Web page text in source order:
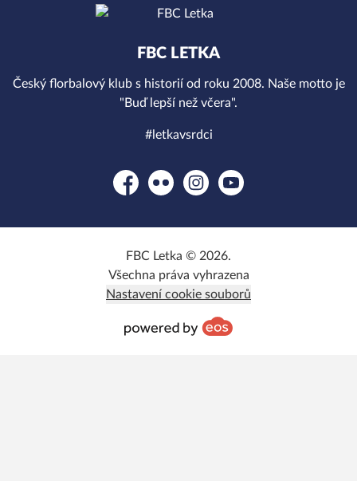
FBC LETKA
Český florbalový klub s historií od roku 2008. Naše motto je
"Buď lepší než včera".
#letkavsrdci
FacebookFlickr InstagramYouTube
FBC Letka © 2026.
Všechna práva vyhrazena
Nastavení cookie souborů